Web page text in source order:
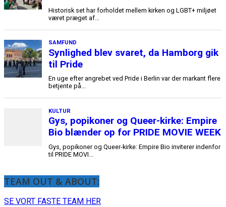
TEAM OUT & ABOUT:
SE VORT FASTE TEAM HER